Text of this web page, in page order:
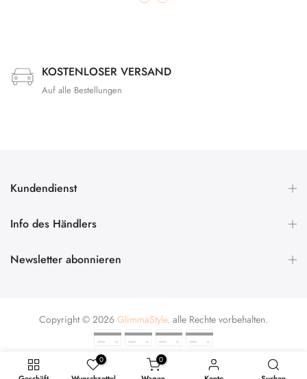
KOSTENLOSER VERSAND
Auf alle Bestellungen
Kundendienst
Info des Händlers
Newsletter abonnieren
Copyright © 2026 GlimmaStyle, alle Rechte vorbehalten.
0 0